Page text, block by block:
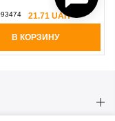
21.71 UAH
В КОРЗИНУ